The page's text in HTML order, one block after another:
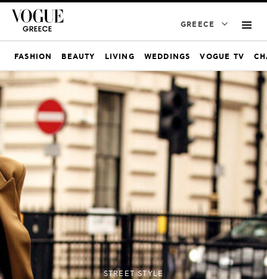
GREECE
FASHION BEAUTY LIVING WEDDINGS VOGUE TV
STREET STYLE